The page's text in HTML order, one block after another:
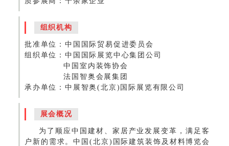
组织机构
批准单位：中国国际贸易促进委员会
组织单位：中国国际展览中心集团公司
中国室内装饰协会
法国智奥会展集团
承办单位：中展智奥(北京)国际展览有限公司
展会概况
为了顺应中国建材、家居产业发展变革，满足客
户新的需求。中国(北京)国际建筑装饰及材料博览会